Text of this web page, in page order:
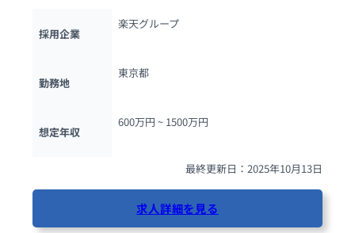
採用企業
楽天グループ
勤務地
東京都
想定年収
600万円 ~ 1500万円
最終更新日：2025年10月13日
求人詳細を見る